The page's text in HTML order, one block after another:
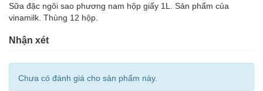
Sữa đặc ngôi sao phương nam hộp giấy 1L. Sản phẩm của
vinamilk. Thùng 12 hộp.
Nhận xét
Chưa có đánh giá cho sản phẩm này.